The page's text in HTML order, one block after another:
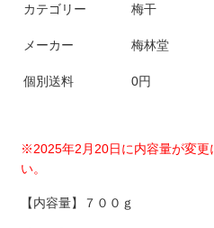
カテゴリー 梅干
メーカー 梅林堂
個別送料 0円
※2025年2月20日に内容量が変更
い。
【内容量】７００ｇ